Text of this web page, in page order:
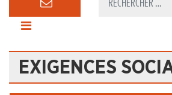
EXIGENCES